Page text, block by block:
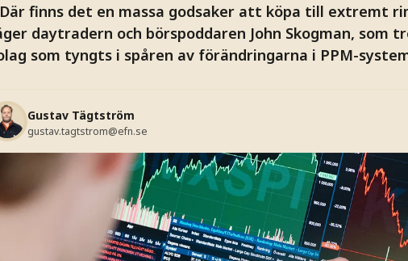
finns det en massa godsaker att köpa till extremt
daytradern och börspoddaren John Skogman, som
som tyngts i spåren av förändringarna i PPM-
Gustav Tägtström
gustav.tagtstrom@efn.se